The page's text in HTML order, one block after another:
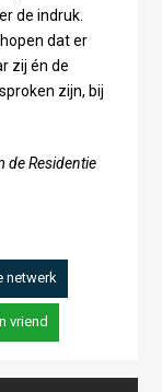
de indruk.
dat er
zij én de
zijn, bij
de Residentie
netwerk
vriend